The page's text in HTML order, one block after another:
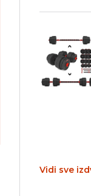
Vidi sve